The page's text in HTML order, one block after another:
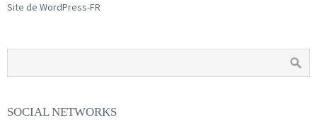
Site de WordPress-FR
SOCIAL NETWORKS